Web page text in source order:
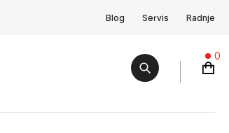
Blog Servis Radnje
0